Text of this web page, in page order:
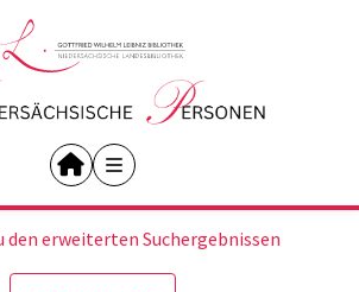
den erweiterten Suchergebnissen